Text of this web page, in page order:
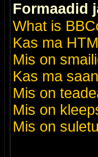
Formaadid
What is
Kas ma
Mis on
Kas ma
Mis on
Mis on
Mis on